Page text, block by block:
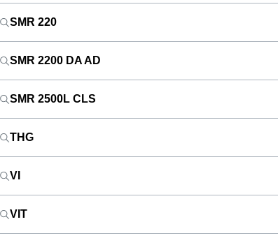
SMR 220
SMR 2200 DA AD
SMR 2500L CLS
THG
VI
VIT